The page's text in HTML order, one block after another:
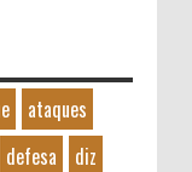
ataques
defesa
diz